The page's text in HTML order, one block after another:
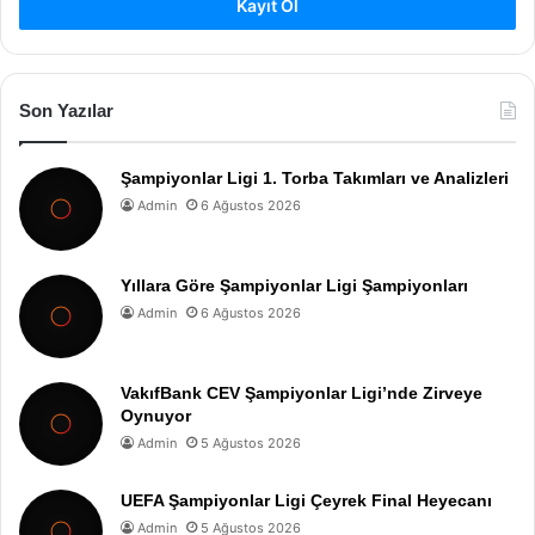
Kayıt Ol
Son Yazılar
Şampiyonlar Ligi 1. Torba Takımları ve Analizleri
Admin 6 Ağustos 2026
Yıllara Göre Şampiyonlar Ligi Şampiyonları
Admin 6 Ağustos 2026
VakıfBank CEV Şampiyonlar Ligi’nde Zirveye
Oynuyor
Admin 5 Ağustos 2026
UEFA Şampiyonlar Ligi Çeyrek Final Heyecanı
Admin 5 Ağustos 2026